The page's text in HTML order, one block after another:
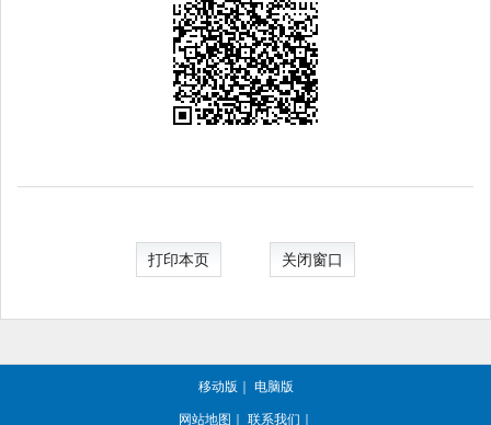
打印本页 关闭窗口
移动版 ｜ 电脑版
网站地图 ｜ 联系我们 ｜